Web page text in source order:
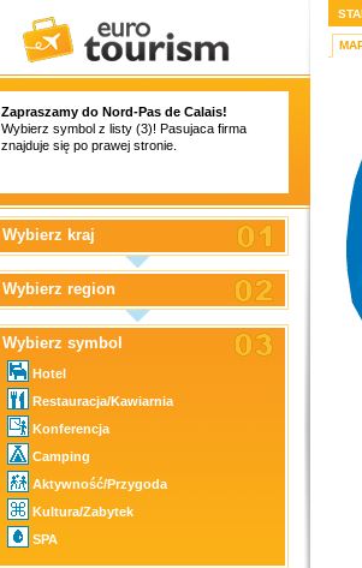
Zapraszamy do Nord-Pas de Calais!
Wybierz symbol z listy (3)! Pasujaca firma
znajduje się po prawej stronie.
Wybierz kraj
Wybierz region
Wybierz symbol
Hotel
Restauracja/Kawiarnia
Konferencja
Camping
Aktywność/Przygoda
Kultura/Zabytek
SPA